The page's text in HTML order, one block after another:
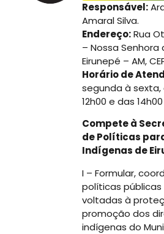
Responsável:
Amaral Silva.
Endereço:Rua
– Nossa Senhora
Eirunepé – AM,
Horário de
segunda à sexta,
12h00 e das
Compete à
de Políticas
Indígenas de
I – Formular,
políticas públicas
voltadas à
promoção dos
indígenas do